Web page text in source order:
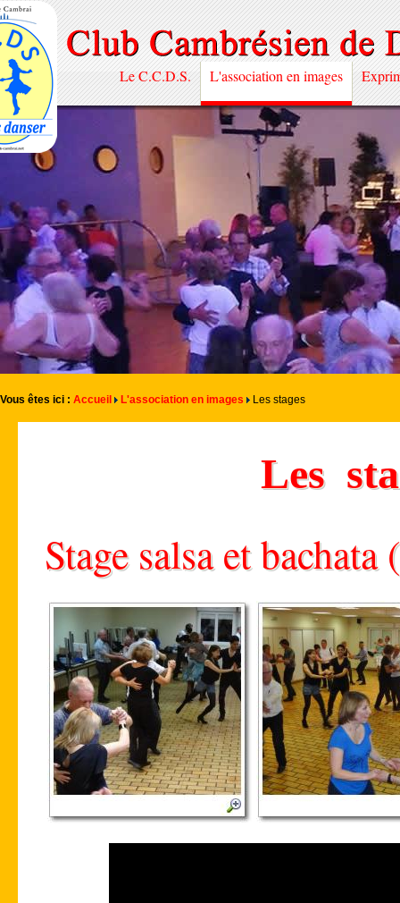
Le C.C.D.S. L'association en images
Vous êtes ici : Accueil L'association en images Les stages
Les
Stage salsa et